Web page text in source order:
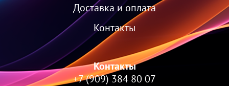
Доставка и оплата
Контакты
Контакты
+7 (909) 384 80 07